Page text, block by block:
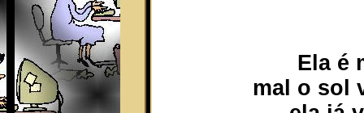
Ela é
mal o sol